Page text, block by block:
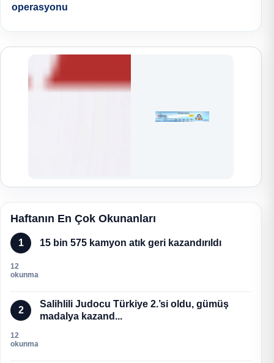
operasyonu
Haftanın En Çok Okunanları
1 15 bin 575 kamyon atık geri kazandırıldı
12
okunma
2
Salihlili Judocu Türkiye 2.’si oldu, gümüş
madalya kazand...
12
okunma